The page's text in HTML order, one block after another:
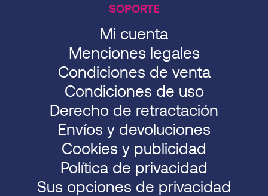
SOPORTE
Mi cuenta
Menciones legales
Condiciones de venta
Condiciones de uso
Derecho de retractación
Envíos y devoluciones
Cookies y publicidad
Política de privacidad
Sus opciones de privacidad